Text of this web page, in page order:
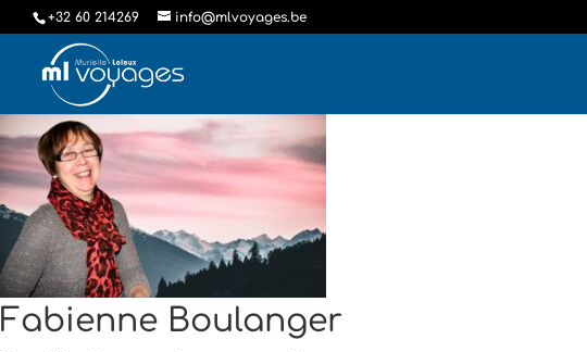
+32 60 214269 info@mlvoyages.be
Fabienne Boulanger